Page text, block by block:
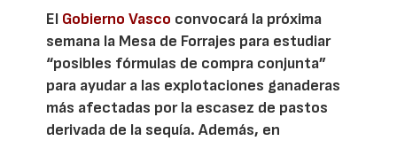
El Gobierno Vasco convocará la próxima
semana la Mesa de Forrajes para estudiar
“posibles fórmulas de compra conjunta”
para ayudar a las explotaciones ganaderas
más afectadas por la escasez de pastos
derivada de la sequía. Además, en